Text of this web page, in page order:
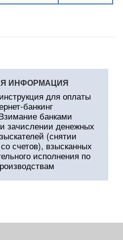
ИНФОРМАЦИЯ
для оплаты
банкинг
банками
зачислении денежных
(снятии
счетов), взысканных
исполнения по